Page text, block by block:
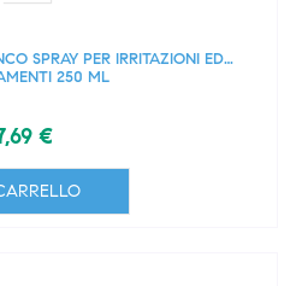
SPRAY PER IRRITAZIONI ED
250 ML
€